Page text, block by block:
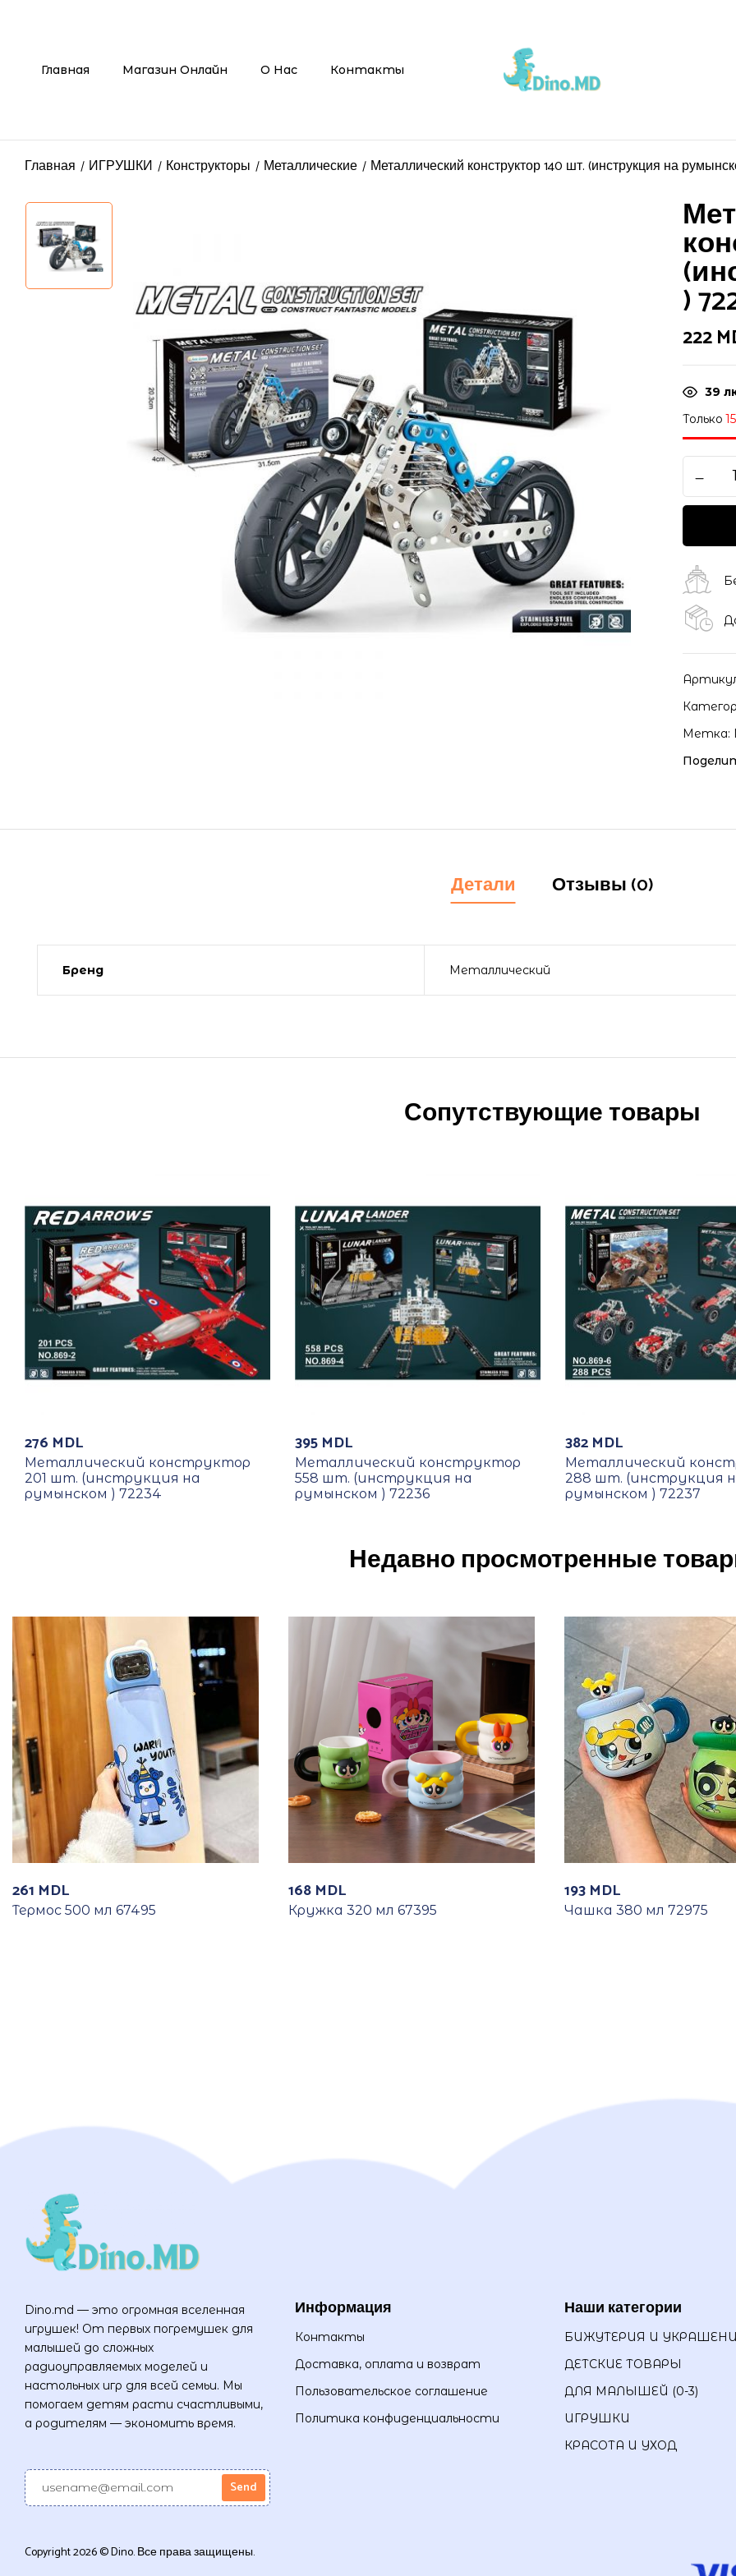
Главная Магазин Онлайн О Нас Контакты
Главная ИГРУШКИ Конструкторы Металлические Металлический конструктор 140 шт. (инструкция на
)
222
39
Только
Метка:
Детали Отзывы (0)
Бренд Металлический
Сопутствующие товары
276 MDL
Металлический конструктор
201 шт. (инструкция на
румынском ) 72234
395 MDL
Металлический конструктор
558 шт. (инструкция на
румынском ) 72236
382 MDL
Металлический
288 шт. (инструкция
румынском ) 72237
Недавно просмотренные
261 MDL
Термос 500 мл 67495
168 MDL
Кружка 320 мл 67395
193 MDL
Чашка 380 мл 72975
Dino.md — это огромная вселенная
игрушек! От первых погремушек для
малышей до сложных
радиоуправляемых моделей и
настольных игр для всей семьи. Мы
помогаем детям расти счастливыми,
а родителям — экономить время.
Информация
Контакты
Доставка, оплата и возврат
Пользовательское соглашение
Политика конфиденциальности
Наши категории
БИЖУТЕРИЯ И
ДЕТСКИЕ ТОВАРЫ
ДЛЯ МАЛЫШЕЙ (0-3)
ИГРУШКИ
КРАСОТА И УХОД
Copyright 2026 © Dino. Все права защищены.